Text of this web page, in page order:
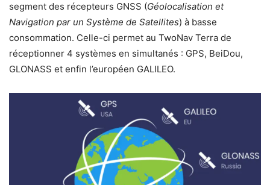
segment des récepteurs GNSS (Géolocalisation et
Navigation par un Système de Satellites) à basse
consommation. Celle-ci permet au TwoNav Terra de
réceptionner 4 systèmes en simultanés : GPS, BeiDou,
GLONASS et enfin l’européen GALILEO.